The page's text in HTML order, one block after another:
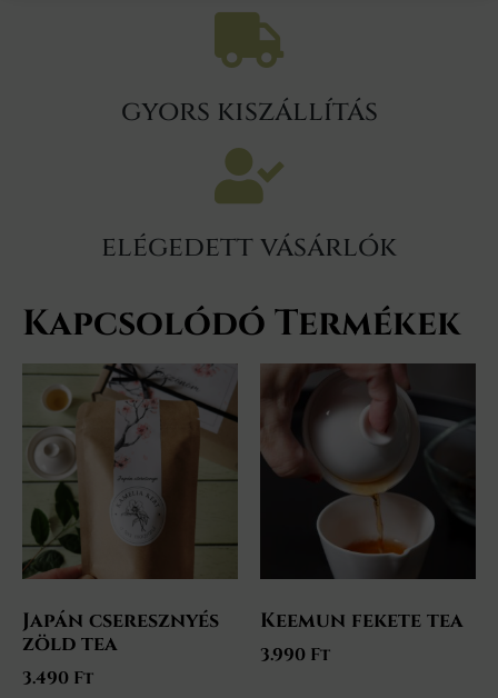
gyors kiszállítás
elégedett vásárlók
Kapcsolódó Termékek
Japán cseresznyés
zöld tea
3.490 Ft
Keemun fekete tea
3.990 Ft